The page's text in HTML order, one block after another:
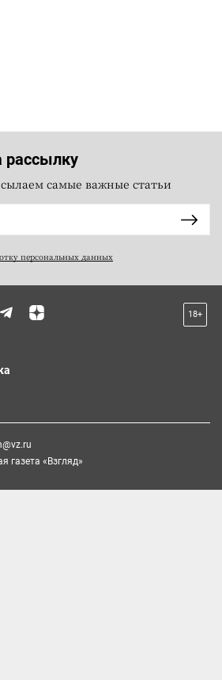
рассылку
самые важные статьи
персональных данных
18+
газета «Взгляд»